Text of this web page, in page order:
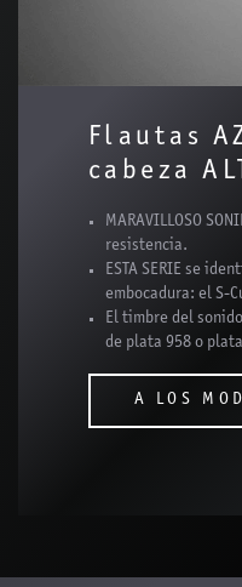
Flautas
cabeza
MARAVILLOSO
resistencia.
ESTA SERIE se
embocadura: el S-
El timbre del
de plata 958 o
A LOS